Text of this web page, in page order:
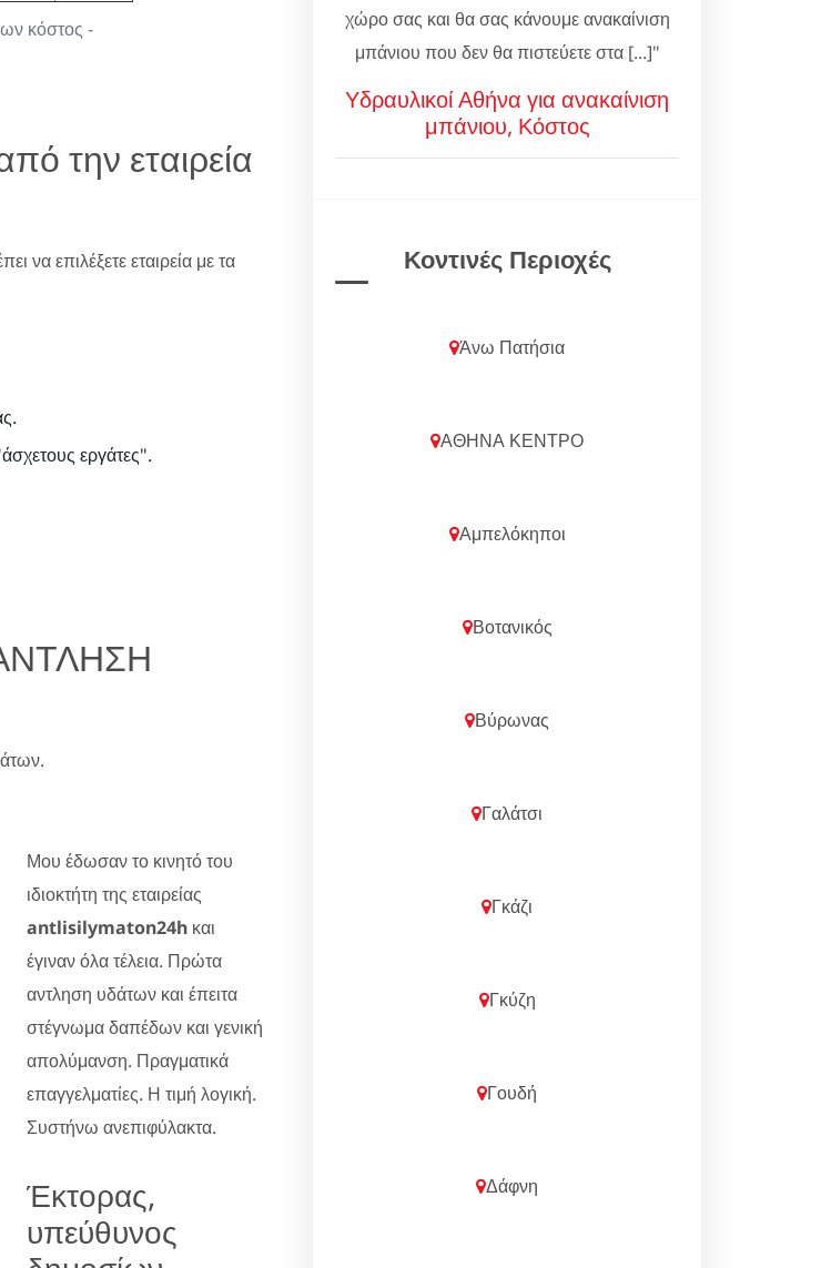
κόστος -
την εταιρεία
να επιλέξετε εταιρεία με τα
εργάτες".
ΑΝΤΛΗΣΗ
Μου έδωσαν το κινητό του
ιδιοκτήτη της εταιρείας
antlisilymaton24hκαι
έγιναν όλα τέλεια. Πρώτα
αντληση υδάτων και έπειτα
στέγνωμα δαπέδων και γενική
απολύμανση. Πραγματικά
επαγγελματίες. Η τιμή λογική.
Συστήνω ανεπιφύλακτα.
Έκτορας,
υπεύθυνος
χώρο σας και θα σας κάνουμε ανακαίνιση
μπάνιου που δεν θα πιστεύετε στα [...]"
Υδραυλικοί Αθήνα για ανακαίνιση
μπάνιου, Κόστος
Κοντινές Περιοχές
Άνω Πατήσια
ΑΘΗΝΑ ΚΕΝΤΡΟ
Αμπελόκηποι
Βοτανικός
Βύρωνας
Γαλάτσι
Γκάζι
Γκύζη
Γουδή
Δάφνη